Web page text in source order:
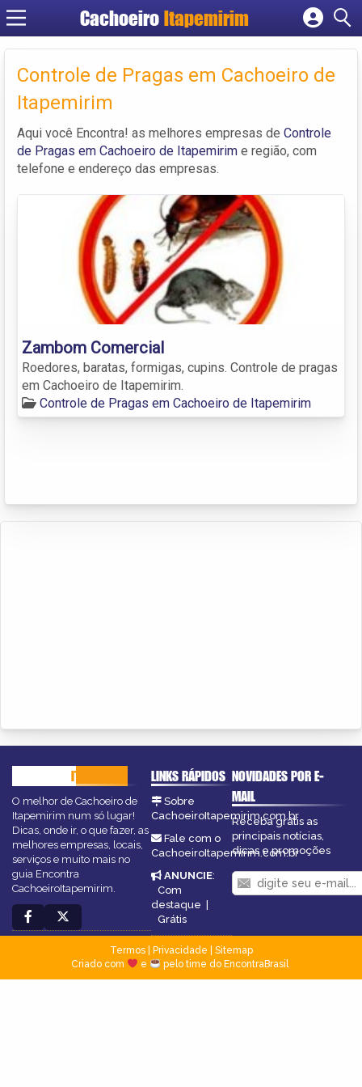
Cachoeiro Itapemirim
Cadastrar empresa
Criar conta
Controle de Pragas em Cachoeiro de
Itapemirim
Aqui você Encontra! as melhores empresas de Controle
de Pragas em Cachoeiro de Itapemirim e região, com
telefone e endereço das empresas.
Zambom Comercial
Roedores, baratas, formigas, cupins. Controle de pragas
em Cachoeiro de Itapemirim.
Controle de Pragas em Cachoeiro de Itapemirim
ITAPEMIRIM
O melhor de Cachoeiro de
Itapemirim num só lugar!
Dicas, onde ir, o que fazer, as
melhores empresas, locais,
serviços e muito mais no
guia Encontra
CachoeiroItapemirim.
LINKS RÁPIDOS
Sobre
CachoeiroItapemirim.com.br
Fale com o
CachoeiroItapemirim.com.br
ANUNCIE:
Com
destaque |
Grátis
NOVIDADES POR E-
MAIL
Receba grátis as
principais notícias,
dicas e promoções
Termos| Privacidade
Sitemap
Criado com
e pelo time do EncontraBrasil